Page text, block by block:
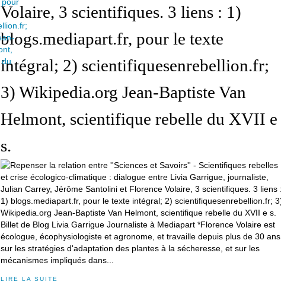
Volaire, 3 scientifiques. 3 liens : 1)
blogs.mediapart.fr, pour le texte
intégral; 2) scientifiquesenrebellion.fr;
3) Wikipedia.org Jean-Baptiste Van
Helmont, scientifique rebelle du XVII e
s.
Billet de Blog Livia Garrigue Journaliste à Mediapart *Florence Volaire est
écologue, écophysiologiste et agronome, et travaille depuis plus de 30 ans
sur les stratégies d'adaptation des plantes à la sécheresse, et sur les
mécanismes impliqués dans...
LIRE LA SUITE